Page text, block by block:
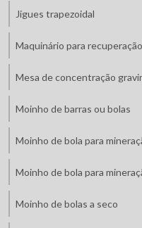
Jigues trapezoidal
Maquinário para
Mesa de concentração
Moinho de barras ou bolas
Moinho de bola para
Moinho de bola para
Moinho de bolas a seco